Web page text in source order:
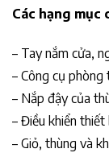
Các hạng mục
– Tay nắm cửa,
– Công cụ phòng
– Nắp đậy của
– Điều khiển
– Giỏ, thùng và